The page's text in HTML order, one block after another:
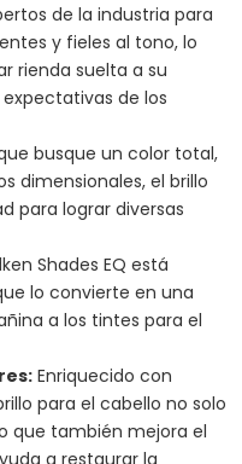
de la industria para
y fieles al tono, lo
rienda suelta a su
de los
busque un color total,
dimensionales, el brillo
para lograr diversas
Shades EQ está
lo convierte en una
a los tintes para el
Enriquecido con
para el cabello no solo
que también mejora el
a restaurar la